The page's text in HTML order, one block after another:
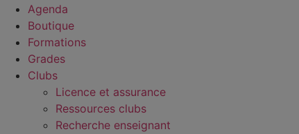
Agenda
Boutique
Formations
Grades
Clubs
Licence et assurance
Ressources clubs
Recherche enseignant